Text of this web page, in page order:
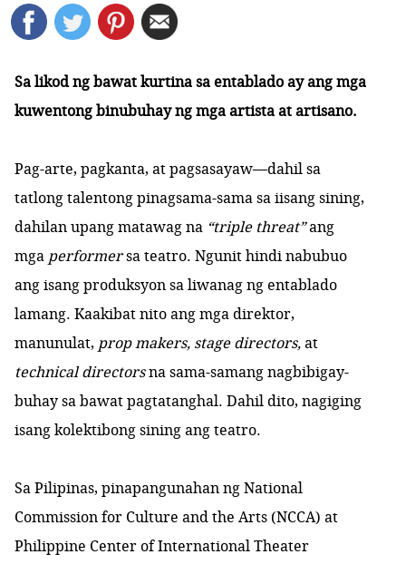
Sa likod ng bawat kurtina sa entablado ay ang mga
kuwentong binubuhay ng mga artista at artisano.
Pag-arte, pagkanta, at pagsasayaw—dahil sa
tatlong talentong pinagsama-sama sa iisang sining,
dahilan upang matawag na “triple threat”ang
mga performersa teatro. Ngunit hindi nabubuo
ang isang produksyon sa liwanag ng entablado
lamang. Kaakibat nito ang mga direktor,
manunulat, prop makers, stage directors,at
technical directorsna sama-samang nagbibigay-
buhay sa bawat pagtatanghal. Dahil dito, nagiging
isang kolektibong sining ang teatro.
Sa Pilipinas, pinapangunahan ng National
Commission for Culture and the Arts (NCCA) at
Philippine Center of International Theater